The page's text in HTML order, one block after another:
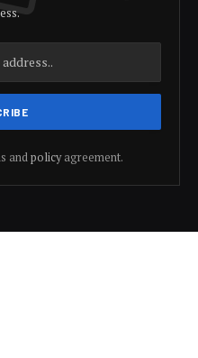
andpolicyagreement.